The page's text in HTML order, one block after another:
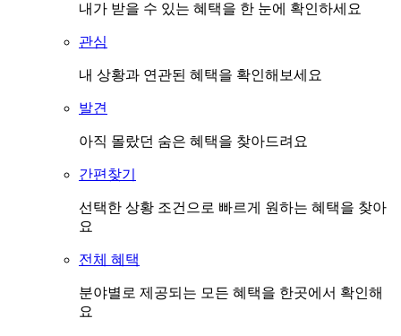
내가 받을 수 있는 혜택을 한 눈에 확인하세요
관심
내 상황과 연관된 혜택을 확인해보세요
발견
아직 몰랐던 숨은 혜택을 찾아드려요
간편찾기
선택한 상황 조건으로 빠르게 원하는 혜택을 찾아
요
전체 혜택
분야별로 제공되는 모든 혜택을 한곳에서 확인해
요